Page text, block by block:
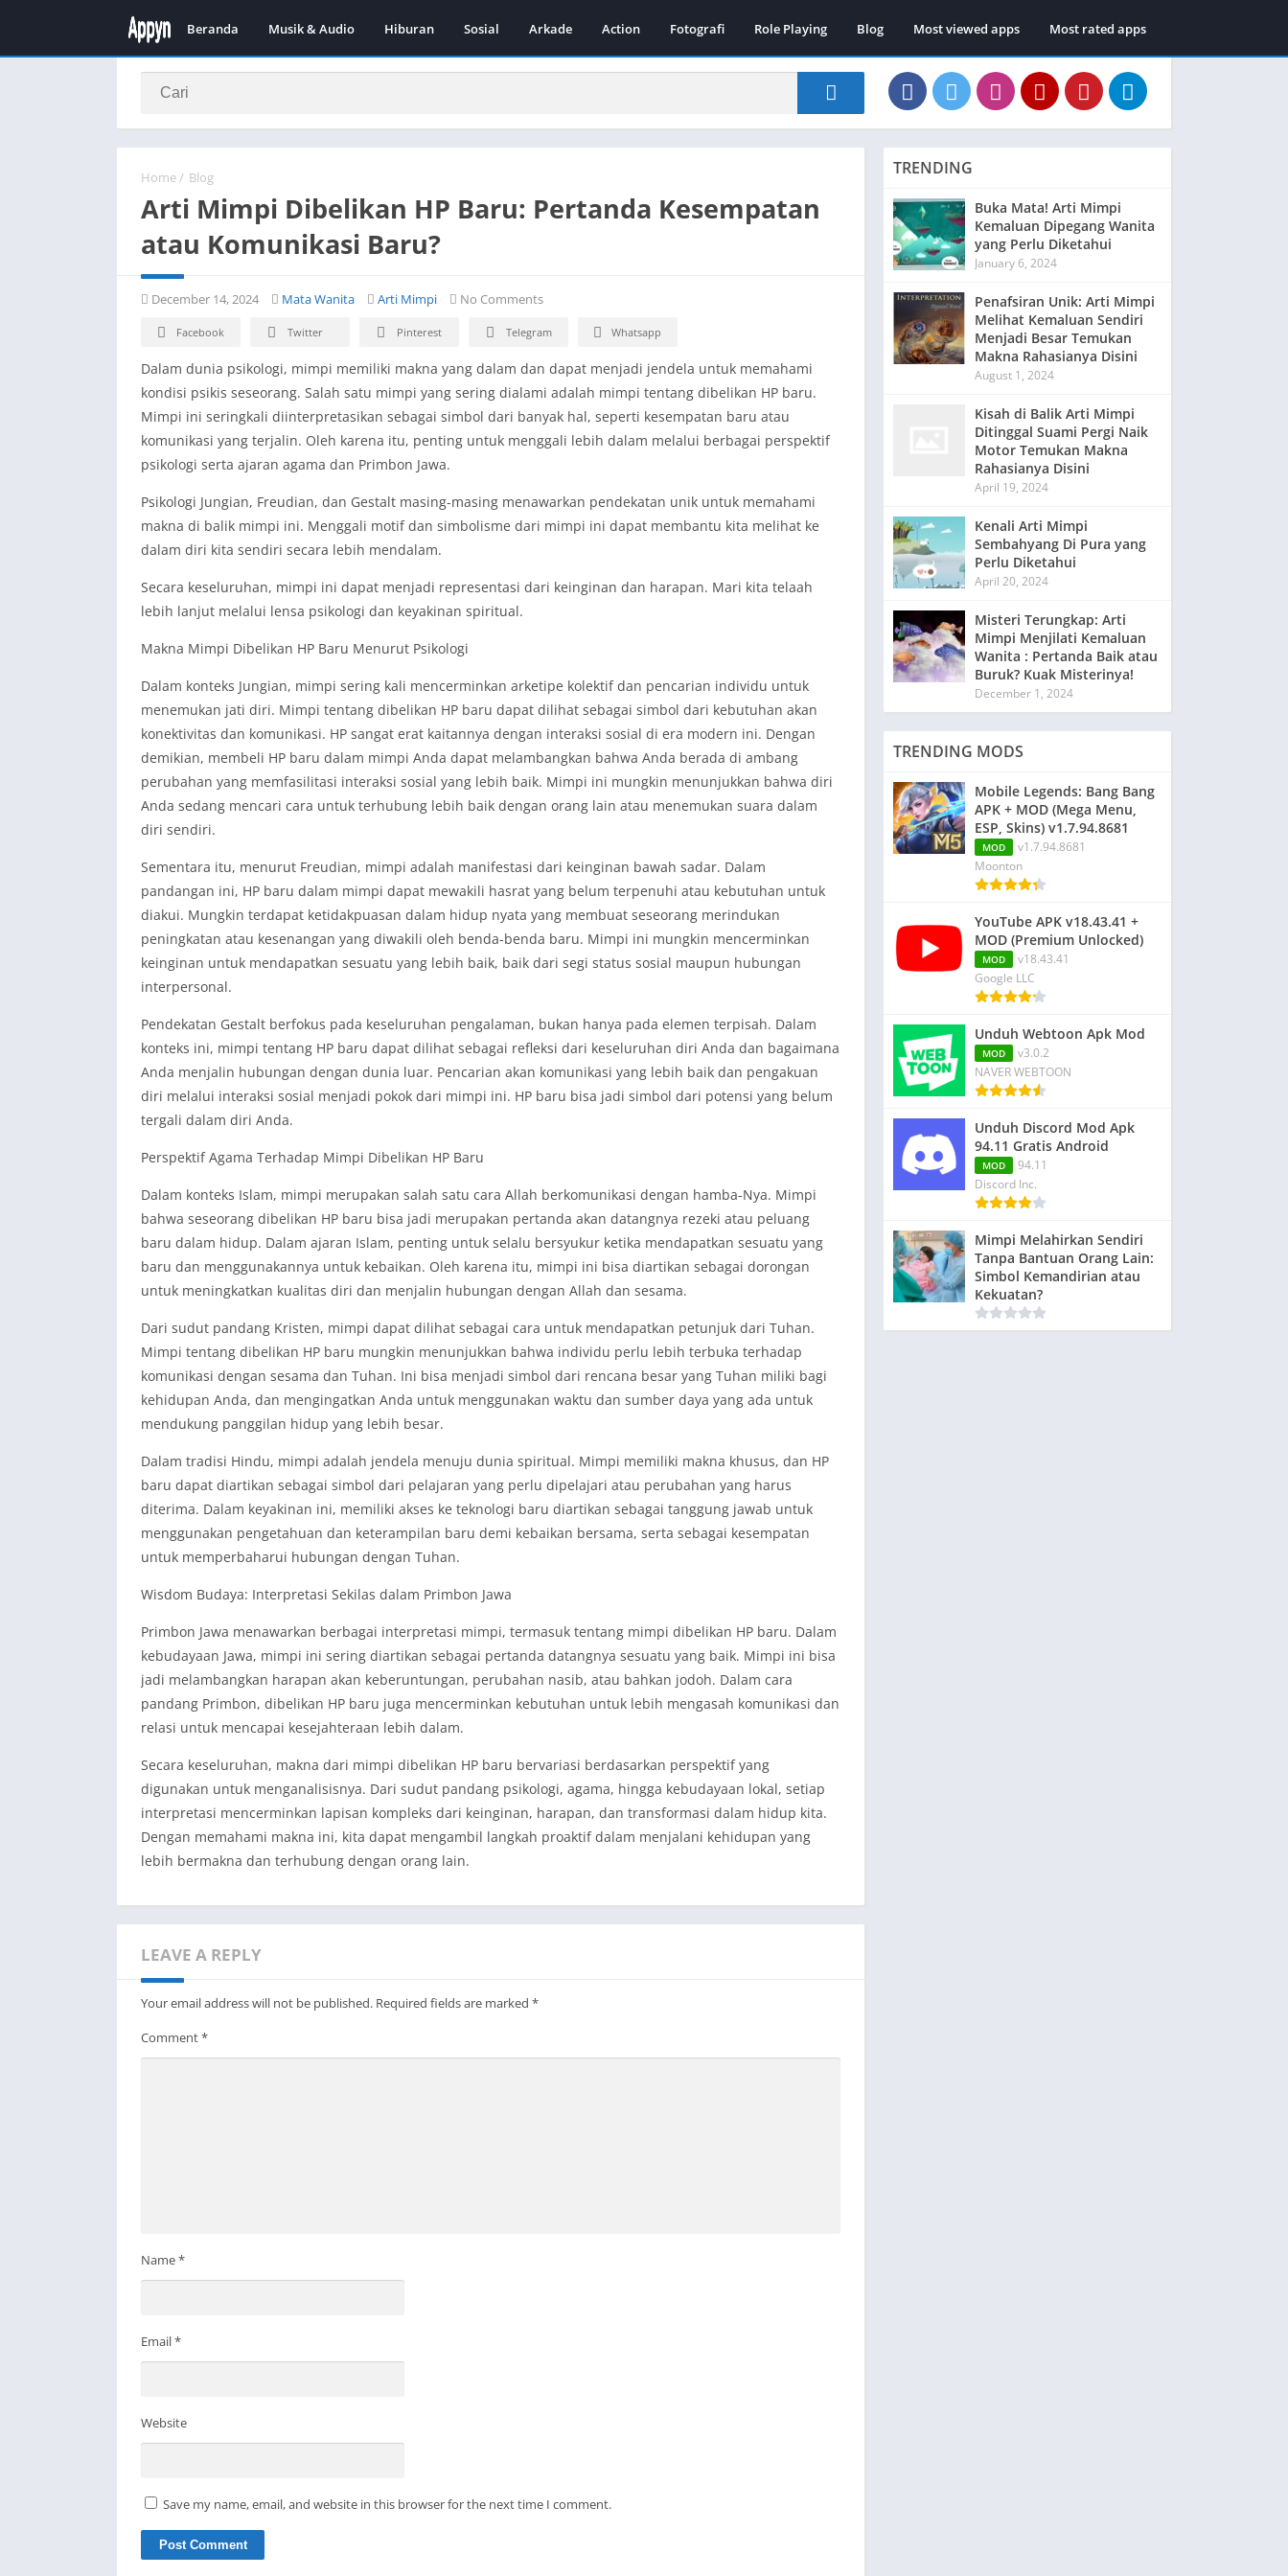
Beranda Musik & Audio Hiburan Sosial Arkade Action Fotografi Role Playing Blog Most viewed apps Most rated apps
Home / Blog
Arti Mimpi Dibelikan HP Baru: Pertanda Kesempatan
atau Komunikasi Baru?
December 14, 2024 Mata Wanita Arti Mimpi No Comments
Facebook Twitter Pinterest Telegram Whatsapp
Dalam dunia psikologi, mimpi memiliki makna yang dalam dan dapat menjadi jendela untuk memahami
kondisi psikis seseorang. Salah satu mimpi yang sering dialami adalah mimpi tentang dibelikan HP baru.
Mimpi ini seringkali diinterpretasikan sebagai simbol dari banyak hal, seperti kesempatan baru atau
komunikasi yang terjalin. Oleh karena itu, penting untuk menggali lebih dalam melalui berbagai perspektif
psikologi serta ajaran agama dan Primbon Jawa.
Psikologi Jungian, Freudian, dan Gestalt masing-masing menawarkan pendekatan unik untuk memahami
makna di balik mimpi ini. Menggali motif dan simbolisme dari mimpi ini dapat membantu kita melihat ke
dalam diri kita sendiri secara lebih mendalam.
Secara keseluruhan, mimpi ini dapat menjadi representasi dari keinginan dan harapan. Mari kita telaah
lebih lanjut melalui lensa psikologi dan keyakinan spiritual.
Makna Mimpi Dibelikan HP Baru Menurut Psikologi
Dalam konteks Jungian, mimpi sering kali mencerminkan arketipe kolektif dan pencarian individu untuk
menemukan jati diri. Mimpi tentang dibelikan HP baru dapat dilihat sebagai simbol dari kebutuhan akan
konektivitas dan komunikasi. HP sangat erat kaitannya dengan interaksi sosial di era modern ini. Dengan
demikian, membeli HP baru dalam mimpi Anda dapat melambangkan bahwa Anda berada di ambang
perubahan yang memfasilitasi interaksi sosial yang lebih baik. Mimpi ini mungkin menunjukkan bahwa diri
Anda sedang mencari cara untuk terhubung lebih baik dengan orang lain atau menemukan suara dalam
diri sendiri.
Sementara itu, menurut Freudian, mimpi adalah manifestasi dari keinginan bawah sadar. Dalam
pandangan ini, HP baru dalam mimpi dapat mewakili hasrat yang belum terpenuhi atau kebutuhan untuk
diakui. Mungkin terdapat ketidakpuasan dalam hidup nyata yang membuat seseorang merindukan
peningkatan atau kesenangan yang diwakili oleh benda-benda baru. Mimpi ini mungkin mencerminkan
keinginan untuk mendapatkan sesuatu yang lebih baik, baik dari segi status sosial maupun hubungan
interpersonal.
Pendekatan Gestalt berfokus pada keseluruhan pengalaman, bukan hanya pada elemen terpisah. Dalam
konteks ini, mimpi tentang HP baru dapat dilihat sebagai refleksi dari keseluruhan diri Anda dan bagaimana
Anda menjalin hubungan dengan dunia luar. Pencarian akan komunikasi yang lebih baik dan pengakuan
diri melalui interaksi sosial menjadi pokok dari mimpi ini. HP baru bisa jadi simbol dari potensi yang belum
tergali dalam diri Anda.
Perspektif Agama Terhadap Mimpi Dibelikan HP Baru
Dalam konteks Islam, mimpi merupakan salah satu cara Allah berkomunikasi dengan hamba-Nya. Mimpi
bahwa seseorang dibelikan HP baru bisa jadi merupakan pertanda akan datangnya rezeki atau peluang
baru dalam hidup. Dalam ajaran Islam, penting untuk selalu bersyukur ketika mendapatkan sesuatu yang
baru dan menggunakannya untuk kebaikan. Oleh karena itu, mimpi ini bisa diartikan sebagai dorongan
untuk meningkatkan kualitas diri dan menjalin hubungan dengan Allah dan sesama.
Dari sudut pandang Kristen, mimpi dapat dilihat sebagai cara untuk mendapatkan petunjuk dari Tuhan.
Mimpi tentang dibelikan HP baru mungkin menunjukkan bahwa individu perlu lebih terbuka terhadap
komunikasi dengan sesama dan Tuhan. Ini bisa menjadi simbol dari rencana besar yang Tuhan miliki bagi
kehidupan Anda, dan mengingatkan Anda untuk menggunakan waktu dan sumber daya yang ada untuk
mendukung panggilan hidup yang lebih besar.
Dalam tradisi Hindu, mimpi adalah jendela menuju dunia spiritual. Mimpi memiliki makna khusus, dan HP
baru dapat diartikan sebagai simbol dari pelajaran yang perlu dipelajari atau perubahan yang harus
diterima. Dalam keyakinan ini, memiliki akses ke teknologi baru diartikan sebagai tanggung jawab untuk
menggunakan pengetahuan dan keterampilan baru demi kebaikan bersama, serta sebagai kesempatan
untuk memperbaharui hubungan dengan Tuhan.
Wisdom Budaya: Interpretasi Sekilas dalam Primbon Jawa
Primbon Jawa menawarkan berbagai interpretasi mimpi, termasuk tentang mimpi dibelikan HP baru. Dalam
kebudayaan Jawa, mimpi ini sering diartikan sebagai pertanda datangnya sesuatu yang baik. Mimpi ini bisa
jadi melambangkan harapan akan keberuntungan, perubahan nasib, atau bahkan jodoh. Dalam cara
pandang Primbon, dibelikan HP baru juga mencerminkan kebutuhan untuk lebih mengasah komunikasi dan
relasi untuk mencapai kesejahteraan lebih dalam.
Secara keseluruhan, makna dari mimpi dibelikan HP baru bervariasi berdasarkan perspektif yang
digunakan untuk menganalisisnya. Dari sudut pandang psikologi, agama, hingga kebudayaan lokal, setiap
interpretasi mencerminkan lapisan kompleks dari keinginan, harapan, dan transformasi dalam hidup kita.
Dengan memahami makna ini, kita dapat mengambil langkah proaktif dalam menjalani kehidupan yang
lebih bermakna dan terhubung dengan orang lain.
LEAVE A REPLY
Your email address will not be published. Required fields are marked *
Comment*
Name*
Email*
Website
Save my name, email, and website in this browser for the next time I comment.
TRENDING
Buka Mata! Arti Mimpi
Kemaluan Dipegang Wanita
yang Perlu Diketahui
January 6, 2024
Penafsiran Unik: Arti Mimpi
Melihat Kemaluan Sendiri
Menjadi Besar Temukan
Makna Rahasianya Disini
August 1, 2024
Kisah di Balik Arti Mimpi
Ditinggal Suami Pergi Naik
Motor Temukan Makna
Rahasianya Disini
April 19, 2024
Kenali Arti Mimpi
Sembahyang Di Pura yang
Perlu Diketahui
April 20, 2024
Misteri Terungkap: Arti
Mimpi Menjilati Kemaluan
Wanita : Pertanda Baik atau
Buruk? Kuak Misterinya!
December 1, 2024
TRENDING MODS
Mobile Legends: Bang Bang
APK + MOD (Mega Menu,
ESP, Skins) v1.7.94.8681
MOD
v1.7.94.8681
Moonton
YouTube APK v18.43.41 +
MOD (Premium Unlocked)
MOD
v18.43.41
Google LLC
Unduh Webtoon Apk Mod
MOD
v3.0.2
NAVER WEBTOON
Unduh Discord Mod Apk
94.11 Gratis Android
MOD
94.11
Discord Inc.
Mimpi Melahirkan Sendiri
Tanpa Bantuan Orang Lain:
Simbol Kemandirian atau
Kekuatan?